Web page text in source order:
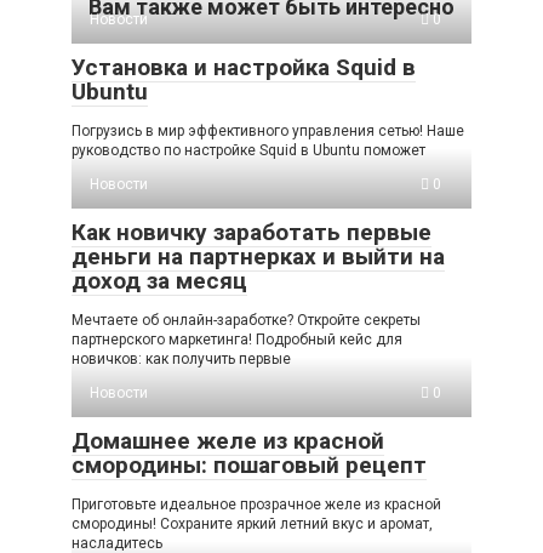
Вам также может быть интересно
Новости 0
Установка и настройка Squid в
Ubuntu
Погрузись в мир эффективного управления сетью! Наше
руководство по настройке Squid в Ubuntu поможет
Новости
0
Как новичку заработать первые
деньги на партнерках и выйти на
доход за месяц
Мечтаете об онлайн-заработке? Откройте секреты
партнерского маркетинга! Подробный кейс для
новичков: как получить первые
Новости
0
Домашнее желе из красной
смородины: пошаговый рецепт
Приготовьте идеальное прозрачное желе из красной
смородины! Сохраните яркий летний вкус и аромат,
насладитесь